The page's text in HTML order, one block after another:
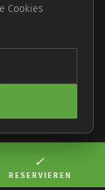
—
Abends,
✓︎
RESERVIEREN
Cookies